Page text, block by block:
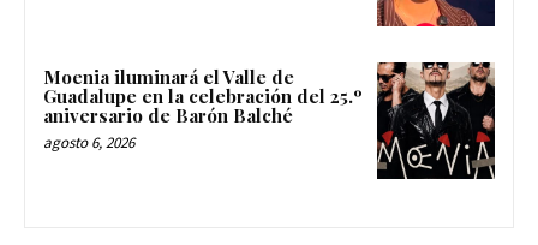
Moenia iluminará el Valle de
Guadalupe en la celebración del 25.º
aniversario de Barón Balché
agosto 6, 2026